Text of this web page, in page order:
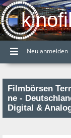
Neu anmelden
Filmbörsen
ne -
Digital &